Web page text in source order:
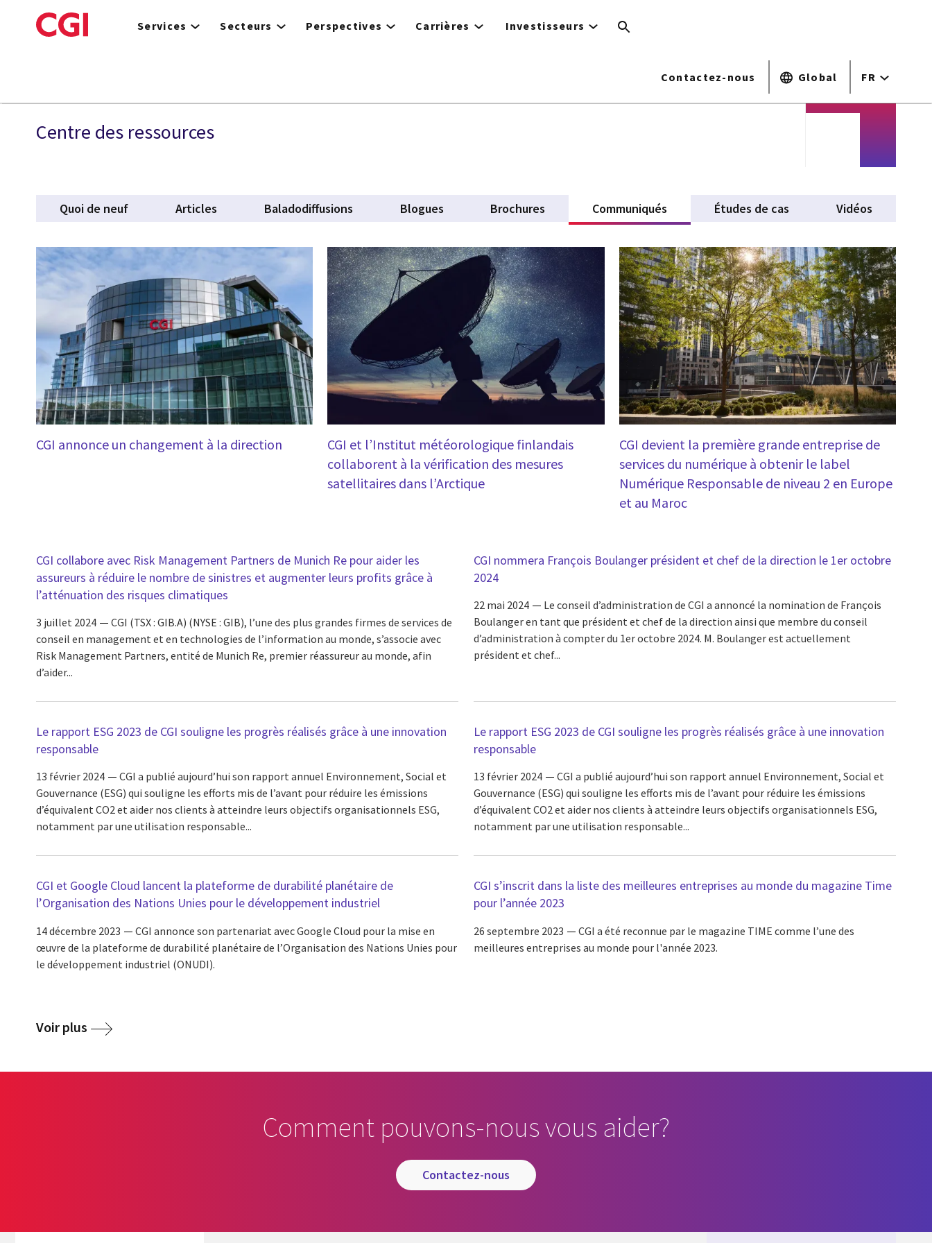
to
Services Secteurs Perspectives Carrières Investisseurs
Contactez-nous Global FR
Centre des ressources
Quoi de neuf Articles Baladodiffusions Blogues Brochures Communiqués (active tab)Études de cas Vidéos
CGI annonce un changement à la direction
CGI et l’Institut météorologique finlandais
collaborent à la vérification des mesures
satellitaires dans l’Arctique
CGI devient la première grande entreprise de
services du numérique à obtenir le label
Numérique Responsable de niveau 2 en Europe
et au Maroc
CGI collabore avec Risk Management Partners de Munich Re pour aider les
assureurs à réduire le nombre de sinistres et augmenter leurs profits grâce à
l’atténuation des risques climatiques
3 juillet 2024
CGI (TSX : GIB.A) (NYSE : GIB), l’une des plus grandes firmes de services de
conseil en management et en technologies de l’information au monde, s’associe avec
Risk Management Partners, entité de Munich Re, premier réassureur au monde, afin
d’aider...
CGI nommera François Boulanger président et chef de la direction le 1er octobre
2024
22 mai 2024
Le conseil d’administration de CGI a annoncé la nomination de François
Boulanger en tant que président et chef de la direction ainsi que membre du conseil
d’administration à compter du 1er octobre 2024. M. Boulanger est actuellement
président et chef...
Le rapport ESG 2023 de CGI souligne les progrès réalisés grâce à une innovation
responsable
13 février 2024
CGI a publié aujourd’hui son rapport annuel Environnement, Social et
Gouvernance (ESG) qui souligne les efforts mis de l’avant pour réduire les émissions
d’équivalent CO2 et aider nos clients à atteindre leurs objectifs organisationnels ESG,
notamment par une utilisation responsable...
Le rapport ESG 2023 de CGI souligne les progrès réalisés grâce à une innovation
responsable
13 février 2024
CGI a publié aujourd’hui son rapport annuel Environnement, Social et
Gouvernance (ESG) qui souligne les efforts mis de l’avant pour réduire les émissions
d’équivalent CO2 et aider nos clients à atteindre leurs objectifs organisationnels ESG,
notamment par une utilisation responsable...
CGI et Google Cloud lancent la plateforme de durabilité planétaire de
l’Organisation des Nations Unies pour le développement industriel
14 décembre 2023
CGI annonce son partenariat avec Google Cloud pour la mise en
œuvre de la plateforme de durabilité planétaire de l’Organisation des Nations Unies pour
le développement industriel (ONUDI).
CGI s’inscrit dans la liste des meilleures entreprises au monde du magazine Time
pour l’année 2023
26 septembre 2023
CGI a été reconnue par le magazine TIME comme l’une des
meilleures entreprises au monde pour l'année 2023.
Voir plus
Comment pouvons-nous vous aider?
contactez-nous